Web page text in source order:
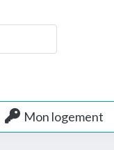
Mon logement